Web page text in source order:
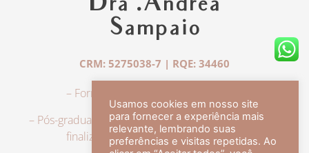
Dra .Andréa
Sampaio
CRM: 5275038-7 | RQE: 34460
– Formação em Medicina pela UFRJ.
– Pós-graduação em Dermatologia pela UFRJ, tendo
finalizado a especialização em 2007.
Usamos cookies em nosso site
para fornecer a experiência mais
relevante, lembrando suas
preferências e visitas repetidas. Ao